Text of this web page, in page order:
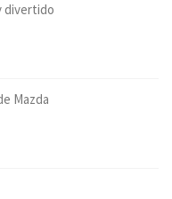
divertido
Mazda